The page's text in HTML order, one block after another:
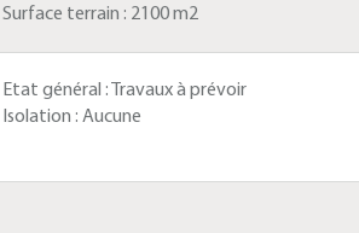
Surface terrain : 2100 m2
Etat général :
Travaux à prévoir
Isolation : Aucune